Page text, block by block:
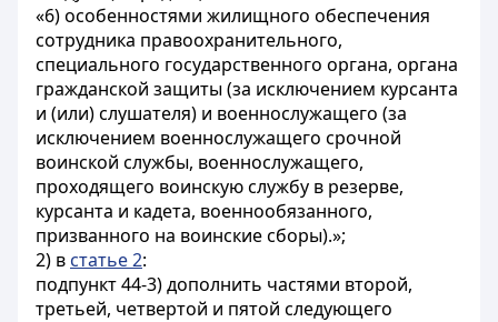
«6) особенностями жилищного обеспечения
сотрудника правоохранительного,
специального государственного органа, органа
гражданской защиты (за исключением курсанта
и (или) слушателя) и военнослужащего (за
исключением военнослужащего срочной
воинской службы, военнослужащего,
проходящего воинскую службу в резерве,
курсанта и кадета, военнообязанного,
призванного на воинские сборы).»;
2) в статье 2:
подпункт 44-3) дополнить частями второй,
третьей, четвертой и пятой следующего